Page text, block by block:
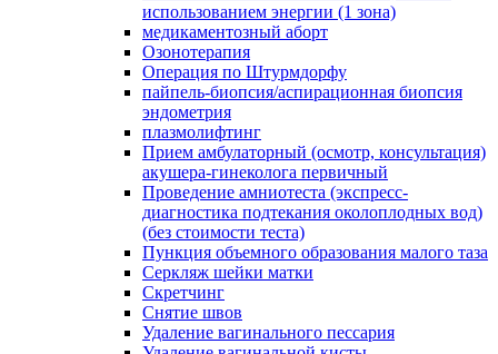
использованием энергии (1 зона)
медикаментозный аборт
Озонотерапия
Операция по Штурмдорфу
пайпель-биопсия/аспирационная биопсия
эндометрия
плазмолифтинг
Прием амбулаторный (осмотр, консультация)
акушера-гинеколога первичный
Проведение амниотеста (экспресс-
диагностика подтекания околоплодных вод)
(без стоимости теста)
Пункция объемного образования малого таза
Серкляж шейки матки
Скретчинг
Снятие швов
Удаление вагинального пессария